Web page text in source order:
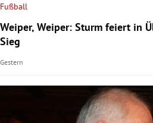
Fußball
Weiper, Weiper: Sturm feiert in
Sieg
Gestern